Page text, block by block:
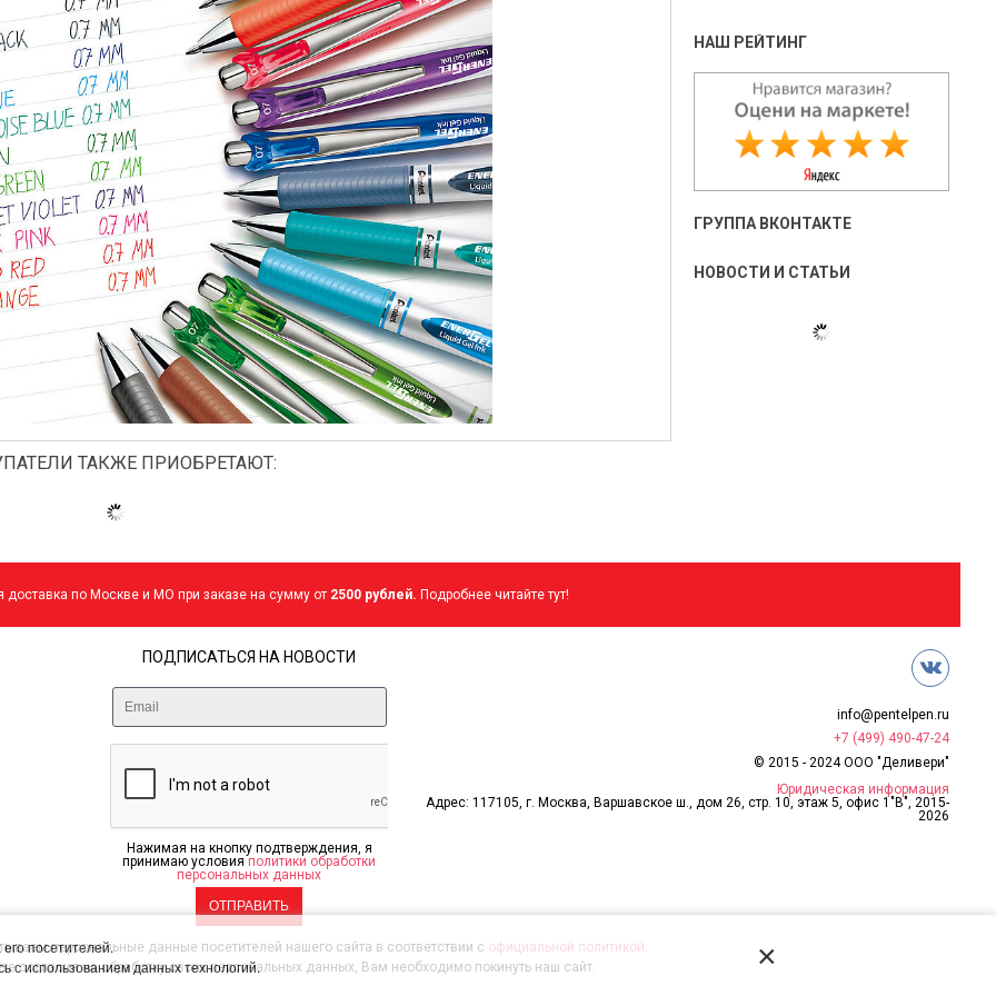
НАШ РЕЙТИНГ
ГРУППА ВКОНТАКТЕ
НОВОСТИ И СТАТЬИ
ТАКЖЕ ПРИОБРЕТАЮТ:
доставка по Москве и МО при заказе на сумму от 2500 рублей. Подробнее читайте тут!
ПОДПИСАТЬСЯ НА НОВОСТИ
Нажимая на кнопку подтверждения, я
принимаю условияполитики обработки
персональных данных
info@pentelpen.ru
+7 (499) 490-47-24
© 2015 - 2024 ООО "Деливери"
Юридическая информация
Адрес: 117105, г. Москва, Варшавское ш., дом 26, стр. 10, этаж 5, офис 1"В", 2015-
2026
персональные данные посетителей нашего сайта в соответствии с официальной политикой.
согласия на обработку своих персональных данных, Вам необходимо покинуть наш сайт.
посетителей.
с использованием данных технологий.
×